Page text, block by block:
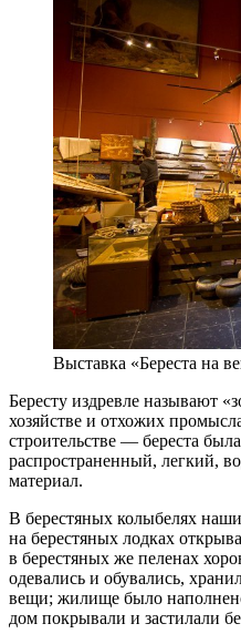
Выставка «Береста на
Бересту издревле называют
хозяйстве и отхожих
строительстве — береста
распространенный, легкий,
материал.
В берестяных колыбелях
на берестяных лодках
в берестяных же пеленах
одевались и обувались,
вещи; жилище было
дом покрывали и застилали